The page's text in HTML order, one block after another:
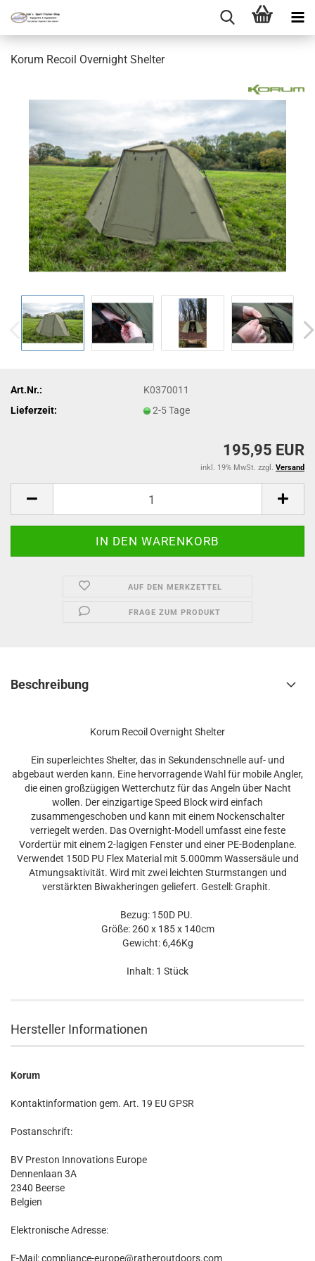
Korum Recoil Overnight Shelter
Art.Nr.:
K0370011
Lieferzeit:
2-5 Tage
195,95 EUR
inkl. 19% MwSt. zzgl. Versand
AUF DEN MERKZETTEL
FRAGE ZUM PRODUKT
Beschreibung
Korum Recoil Overnight Shelter
Ein superleichtes Shelter, das in Sekundenschnelle auf- und
abgebaut werden kann. Eine hervorragende Wahl für mobile Angler,
die einen großzügigen Wetterchutz für das Angeln über Nacht
wollen. Der einzigartige Speed Block wird einfach
zusammengeschoben und kann mit einem Nockenschalter
verriegelt werden. Das Overnight-Modell umfasst eine feste
Vordertür mit einem 2-lagigen Fenster und einer PE-Bodenplane.
Verwendet 150D PU Flex Material mit 5.000mm Wassersäule und
Atmungsaktivität. Wird mit zwei leichten Sturmstangen und
verstärkten Biwakheringen geliefert. Gestell: Graphit.
Bezug: 150D PU.
Größe: 260 x 185 x 140cm
Gewicht: 6,46Kg
Inhalt: 1 Stück
Hersteller Informationen
Korum
Kontaktinformation gem. Art. 19 EU GPSR
Postanschrift:
BV Preston Innovations Europe
Dennenlaan 3A
2340 Beerse
Belgien
Elektronische Adresse:
E-Mail: compliance-europe@ratheroutdoors.com